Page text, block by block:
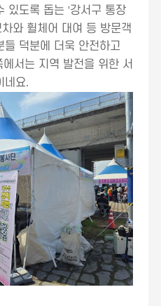
있도록 돕는 '강서구 통장
차와 휠체어 대여 등 방문객
들 덕분에 더욱 안전하고
에서는 지역 발전을 위한 서
네요.